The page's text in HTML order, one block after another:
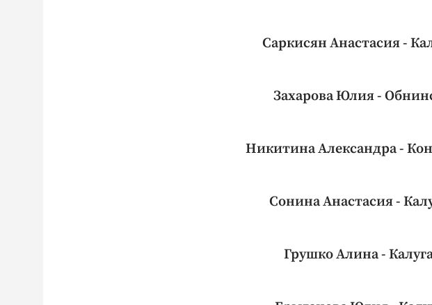
Саркисян Анастасия -
Захарова Юлия -
Никитина Александра -
Сонина Анастасия -
Грушко Алина -